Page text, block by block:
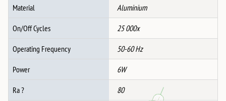
Material Aluminium
On/Off Cycles 25 000x
Operating Frequency 50-60 Hz
Power 6W
Ra ? 80